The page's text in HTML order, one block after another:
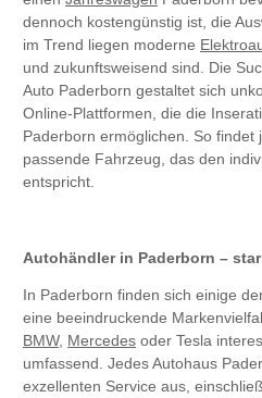
dennoch kostengünstig ist, die
im Trend liegen moderne
und zukunftsweisend sind. Die
Auto Paderborn gestaltet sich
Online-Plattformen, die die
Paderborn ermöglichen. So
passende Fahrzeug, das den
entspricht.
Autohändler in Paderborn –
In Paderborn finden sich einige
eine beeindruckende
BMW, Mercedes oder Tesla
umfassend. Jedes Autohaus
exzellenten Service aus,